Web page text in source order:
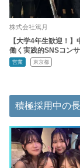
株式会社篤月
【大学4年生歓迎！】
働く実践的SNSコン
営業 東京都
積極採用中の